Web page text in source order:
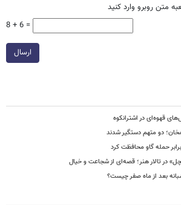
متن روبرو وارد کنید
8 + 6 =
ارسال
قهوه‌ای در اشترانکوه
دو متهم دستگیر شدند
حمله گاو محافظت کرد
در تالار هنر؛ قصه‌ای از شجاعت و خیال
بعد از ماه صفر چیست؟